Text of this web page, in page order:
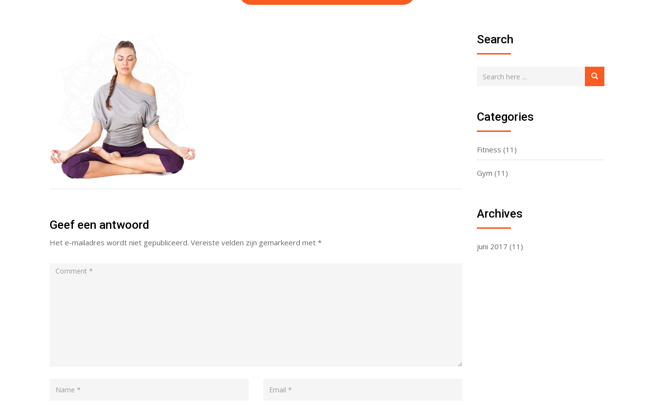
Geef een antwoord
Het e-mailadres wordt niet gepubliceerd. Vereiste velden zijn gemarkeerd met *
Search
Categories
Fitness (11)
Gym (11)
Archives
juni 2017 (11)